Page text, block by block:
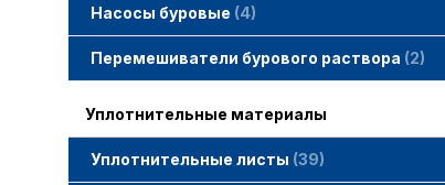
Насосы буровые 4
Перемешиватели бурового раствора 2
Уплотнительные материалы
Уплотнительные листы 39